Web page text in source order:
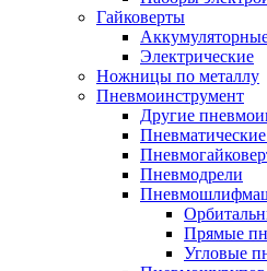
Гайковерты
Электрические
Ножницы по металлу
Пневмоинструмент
Другие
Пневмодрели
Прямые
Угловые